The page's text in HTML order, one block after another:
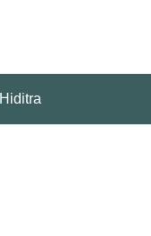
Hiditra